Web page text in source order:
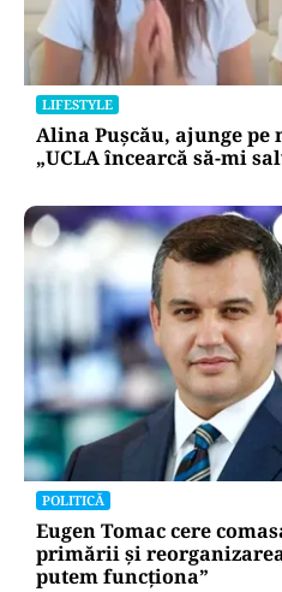
LIFESTYLE
Alina Pușcău, ajunge pe
„UCLA încearcă să-mi
POLITICĂ
Eugen Tomac cere
primării și
putem funcționa”